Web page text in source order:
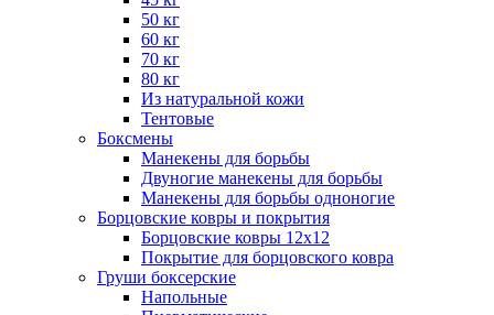
50 кг
60 кг
70 кг
80 кг
Из натуральной кожи
Тентовые
Боксмены
Манекены для борьбы
Двуногие манекены для борьбы
Манекены для борьбы одноногие
Борцовские ковры и покрытия
Борцовские ковры 12х12
Покрытие для борцовского ковра
Груши боксерские
Напольные